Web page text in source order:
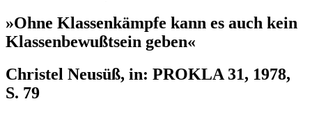
»Ohne Klassenkämpfe kann es auch kein
Klassenbewußtsein geben«
Christel Neusüß, in: PROKLA 31, 1978,
S. 79